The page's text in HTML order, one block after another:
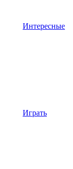
Интересные
Играть